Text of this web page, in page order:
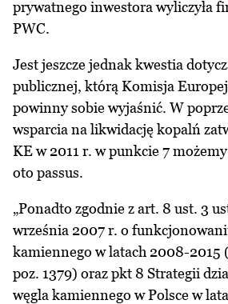
prywatnego inwestora wyliczyła
PWC.
Jest jeszcze jednak kwestia
publicznej, którą Komisja
powinny sobie wyjaśnić. W
wsparcia na likwidację kopalń
KE w 2011 r. w punkcie 7
oto passus.
„Ponadto zgodnie z art. 8 ust. 3
września 2007 r. o
kamiennego w latach 2008-2015
poz. 1379) oraz pkt 8 Strategii
węgla kamiennego w Polsce w